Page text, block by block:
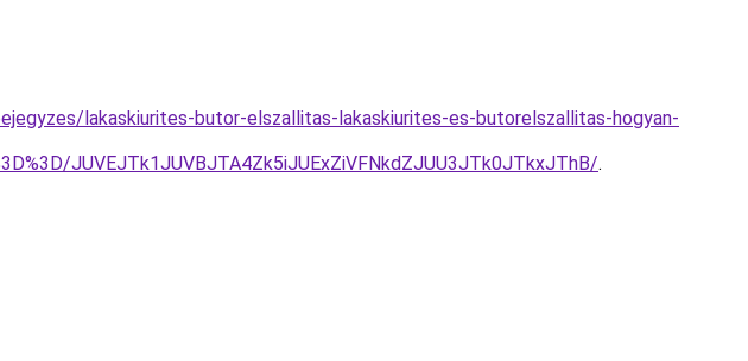
lakaskiurites-butor-elszallitas-lakaskiurites-es-butorelszallitas-hogyan-
JUVEJTk1JUVBJTA4Zk5iJUExZiVFNkdZJUU3JTk0JTkxJThB/.